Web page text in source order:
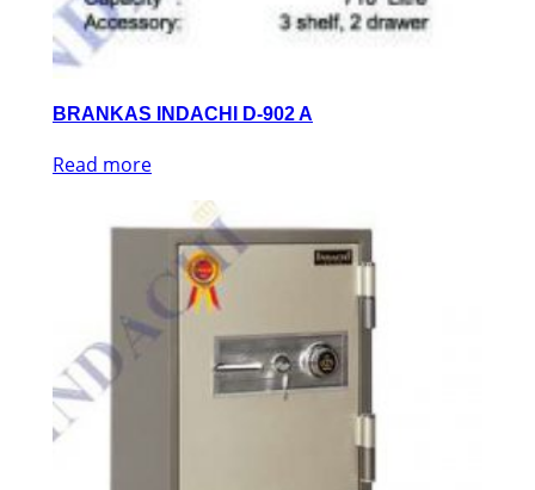
BRANKAS INDACHI D-902 A
Read more